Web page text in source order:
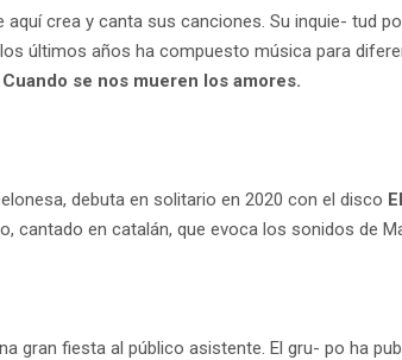
crea y canta sus canciones. Su inquie- tud
últimos años ha compuesto música para
Cuando se nos mueren los amores.
debuta en solitario en 2020 con el disco
en catalán, que evoca los sonidos de
gran fiesta al público asistente. El gru- po ha